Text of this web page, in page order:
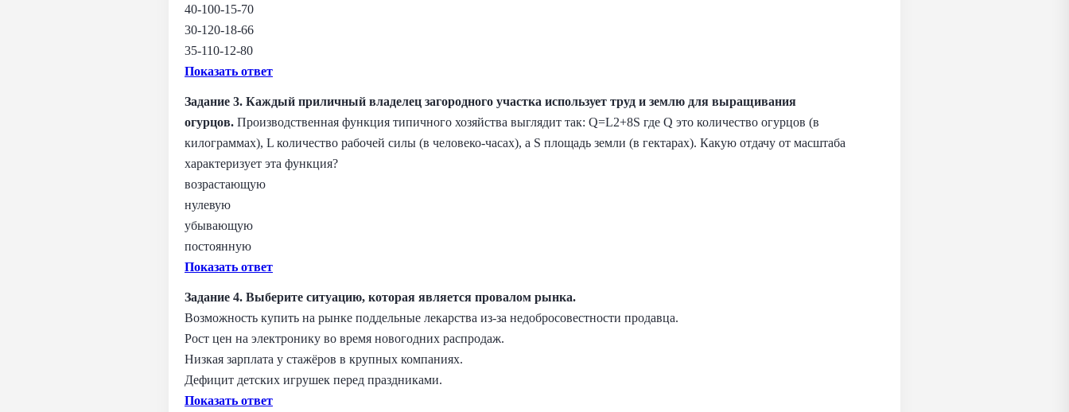
40-100-15-70
30-120-18-66
35-110-12-80
Показать ответ
Задание 3. Каждый приличный владелец загородного участка использует труд и землю для выращивания
огурцов. Производственная функция типичного хозяйства выглядит так: Q=L2+8S где Q это количество огурцов (в
килограммах), L количество рабочей силы (в человеко-часах), а S площадь земли (в гектарах). Какую отдачу от масштаба
характеризует эта функция?
возрастающую
нулевую
убывающую
постоянную
Показать ответ
Задание 4. Выберите ситуацию, которая является провалом рынка.
Возможность купить на рынке поддельные лекарства из-за недобросовестности продавца.
Рост цен на электронику во время новогодних распродаж.
Низкая зарплата у стажёров в крупных компаниях.
Дефицит детских игрушек перед праздниками.
Показать ответ